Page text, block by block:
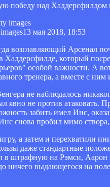
победу над Хаддерсфилдом
13 мая 2018, 18:53
возглавляющий Арсенал
который
особой важности. А
тренера, а вместе с
не наблюдалось
явно не против атаковать.
забить имел Инс,
снова пробил мимо
а затем и перехватили
даже стандартные
в штрафную на Рэмси,
ничего выдающегося на